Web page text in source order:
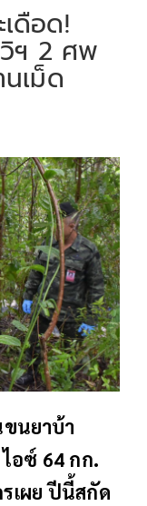
ดือด!
ฯ 2 ศพ
เม็ด
นยาบ้า
อซ์ 64 กก.
เผย ปีนี้สกัด